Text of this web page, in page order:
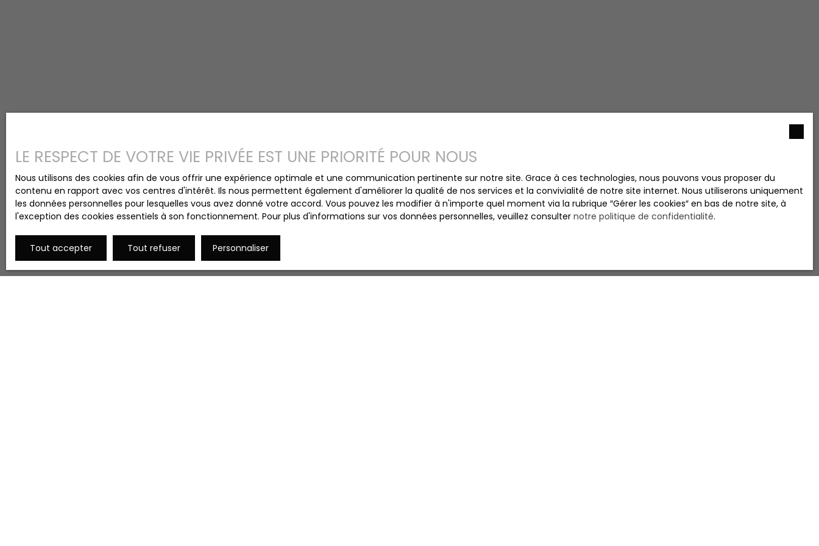
LE RESPECT DE VOTRE VIE PRIVÉE EST UNE PRIORITÉ POUR NOUS
Nous utilisons des cookies afin de vous offrir une expérience optimale et une communication pertinente sur notre site. Grace à ces technologies, nous pouvons vous proposer du
contenu en rapport avec vos centres d'intérêt. Ils nous permettent également d'améliorer la qualité de nos services et la convivialité de notre site internet. Nous utiliserons uniquement
les données personnelles pour lesquelles vous avez donné votre accord. Vous pouvez les modifier à n'importe quel moment via la rubrique ″Gérer les cookies″ en bas de notre site, à
l'exception des cookies essentiels à son fonctionnement. Pour plus d'informations sur vos données personnelles, veuillez consulter notre politique de confidentialité.
Tout accepter Tout refuser Personnaliser